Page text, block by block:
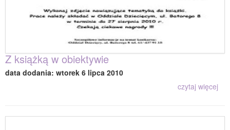
Z książką w obiektywie
data dodania: wtorek 6 lipca 2010
czytaj więcej